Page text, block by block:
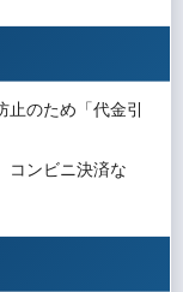
止のため「代金引
コンビニ決済な